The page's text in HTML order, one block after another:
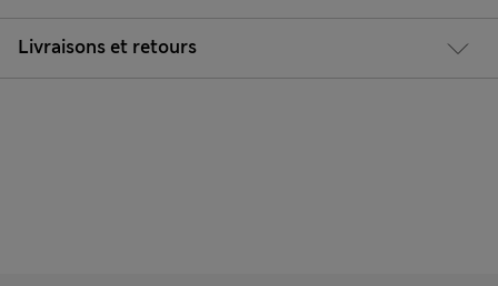
Livraisons et retours